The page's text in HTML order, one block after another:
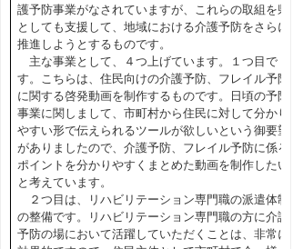
護予防事業がなされていますが、これらの取組を県
としても支援して、地域における介護予防をさらに
推進しようとするものです。
主な事業として、４つ上げています。１つ目で
す。こちらは、住民向けの介護予防、フレイル予防
に関する啓発動画を制作するものです。日頃の予防
事業に関しまして、市町村から住民に対して分かり
やすい形で伝えられるツールが欲しいという御要望
がありましたので、介護予防、フレイル予防に係る
ポイントを分かりやすくまとめた動画を制作したい
と考えています。
２つ目は、リハビリテーション専門職の派遣体制
の整備です。リハビリテーション専門職の方に介護
予防の場において活躍していただくことは、非常に